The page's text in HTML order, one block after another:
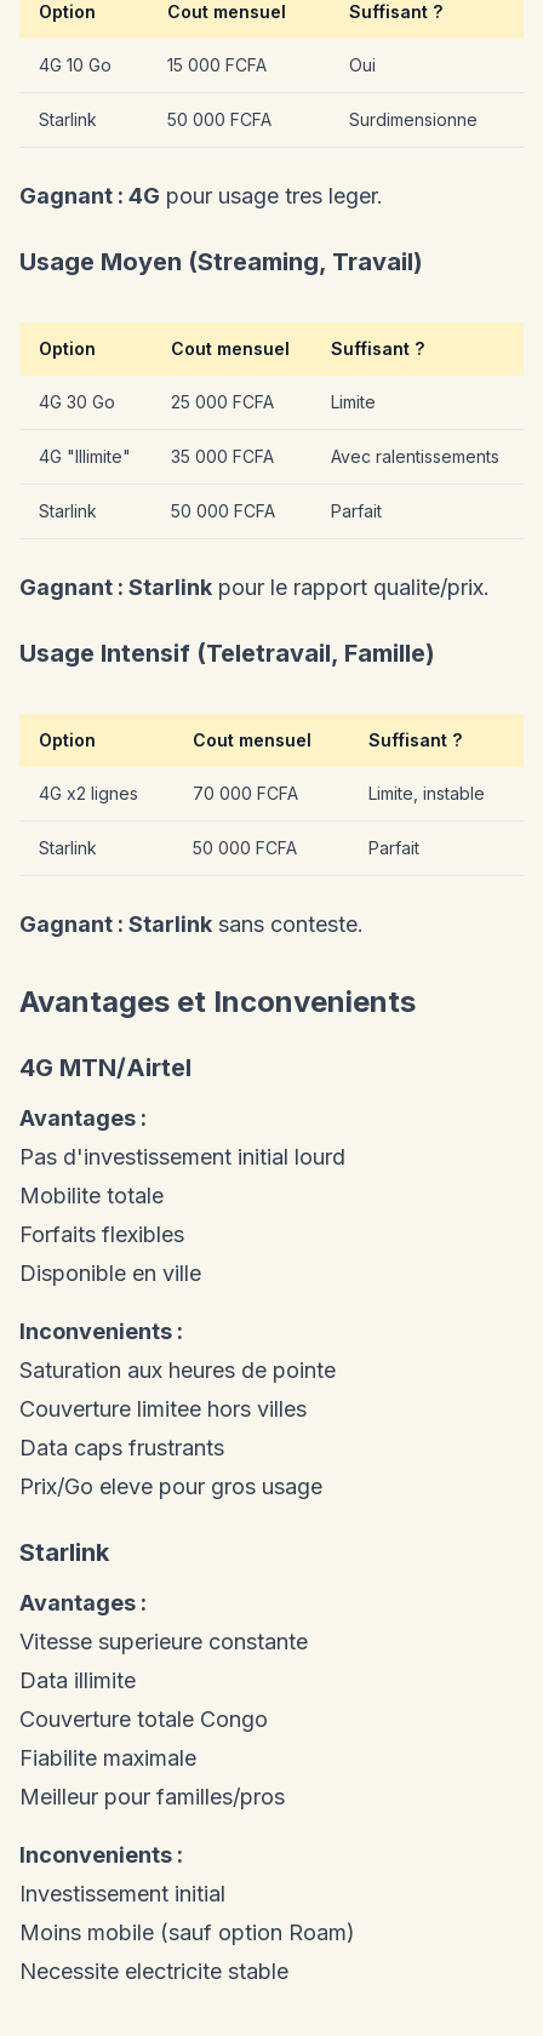
Option Cout mensuel Suffisant ?
4G 10 Go 15 000 FCFA Oui
Starlink 50 000 FCFA Surdimensionne
Gagnant : 4G pour usage tres leger.
Usage Moyen (Streaming, Travail)
Option Cout mensuel Suffisant ?
4G 30 Go 25 000 FCFA Limite
4G "Illimite" 35 000 FCFA Avec ralentissements
Starlink 50 000 FCFA Parfait
Gagnant : Starlink pour le rapport qualite/prix.
Usage Intensif (Teletravail, Famille)
Option Cout mensuel Suffisant ?
4G x2 lignes 70 000 FCFA Limite, instable
Starlink 50 000 FCFA Parfait
Gagnant : Starlink sans conteste.
Avantages et Inconvenients
4G MTN/Airtel
Avantages :
Pas d'investissement initial lourd
Mobilite totale
Forfaits flexibles
Disponible en ville
Inconvenients :
Saturation aux heures de pointe
Couverture limitee hors villes
Data caps frustrants
Prix/Go eleve pour gros usage
Starlink
Avantages :
Vitesse superieure constante
Data illimite
Couverture totale Congo
Fiabilite maximale
Meilleur pour familles/pros
Inconvenients :
Investissement initial
Moins mobile (sauf option Roam)
Necessite electricite stable